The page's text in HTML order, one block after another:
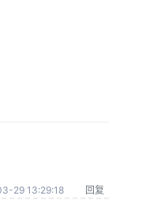
29 13:29:18 回复